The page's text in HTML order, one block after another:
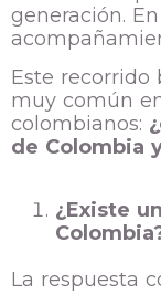
generación.
Este recorrido
muy común
colombianos:
de Colombia
¿Existe
La respuesta